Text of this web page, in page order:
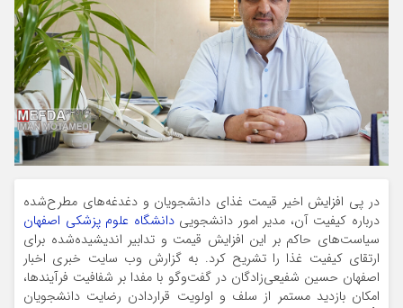
در پی افزایش اخیر قیمت غذای دانشجویان و دغدغه‌های مطرح‌شده
درباره کیفیت آن، مدیر امور دانشجوییدانشگاه علوم پزشکی اصفهان
سیاست‌های حاکم بر این افزایش قیمت و تدابیر اندیشیده‌شده برای
ارتقای کیفیت غذا را تشریح کرد. به گزارش وب سایت خبری اخبار
اصفهان حسین شفیعی‌زادگان در گفت‌وگو با مفدا بر شفافیت فرآیندها،
امکان بازدید مستمر از سلف و اولویت قراردادن رضایت دانشجویان